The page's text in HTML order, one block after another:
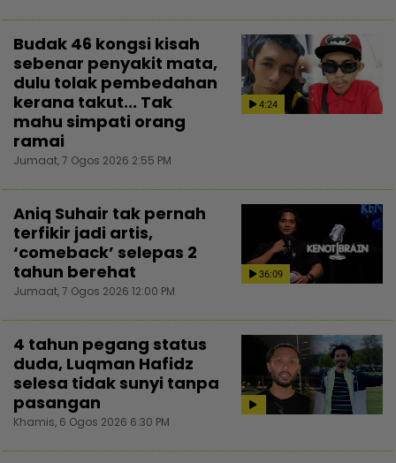
4:24
Budak 46 kongsi kisah
sebenar penyakit mata,
dulu tolak pembedahan
kerana takut... Tak
mahu simpati orang
ramai
Jumaat, 7 Ogos 2026 2:55 PM
36:09
Aniq Suhair tak pernah
terfikir jadi artis,
‘comeback’ selepas 2
tahun berehat
Jumaat, 7 Ogos 2026 12:00 PM
4 tahun pegang status
duda, Luqman Hafidz
selesa tidak sunyi tanpa
pasangan
Khamis, 6 Ogos 2026 6:30 PM